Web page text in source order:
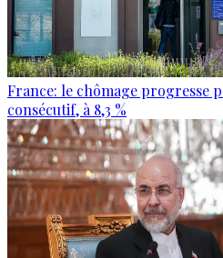
France: le chômage progresse
consécutif, à 8,3 %